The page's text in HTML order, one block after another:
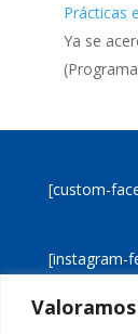
Prácticas
Ya se
[custom-
[instagram-